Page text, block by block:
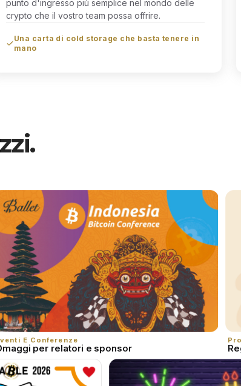
punto d'ingresso più semplice nel mondo delle
crypto che il vostro team possa offrire.
Una carta di cold storage che basta tenere in
mano
E Conferenze
per relatori e sponsor